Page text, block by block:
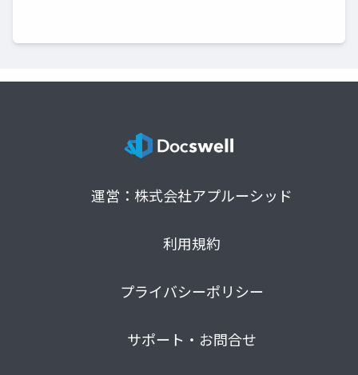
運営：株式会社アプルーシッド
利用規約
プライバシーポリシー
サポート・お問合せ